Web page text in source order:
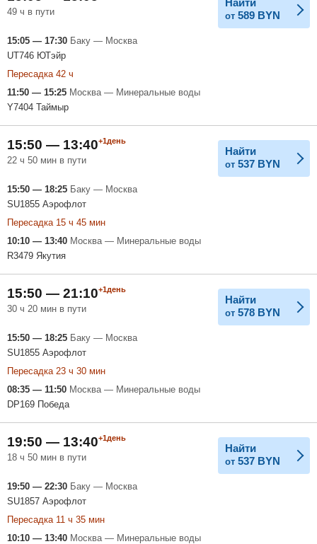
49 ч в пути от 589 BYN
15:05 — 17:30 Баку — Москва
UT746 ЮТэйр
Пересадка 42 ч
11:50 — 15:25 Москва — Минеральные воды
Y7404 Таймыр
15:50 — 13:40+1день
22 ч 50 мин в пути
Найти
от 537 BYN
15:50 — 18:25 Баку — Москва
SU1855 Аэрофлот
Пересадка 15 ч 45 мин
10:10 — 13:40 Москва — Минеральные воды
R3479 Якутия
15:50 — 21:10+1день
30 ч 20 мин в пути
Найти
от 578 BYN
15:50 — 18:25 Баку — Москва
SU1855 Аэрофлот
Пересадка 23 ч 30 мин
08:35 — 11:50 Москва — Минеральные воды
DP169 Победа
19:50 — 13:40+1день
18 ч 50 мин в пути
Найти
от 537 BYN
19:50 — 22:30 Баку — Москва
SU1857 Аэрофлот
Пересадка 11 ч 35 мин
10:10 — 13:40 Москва — Минеральные воды